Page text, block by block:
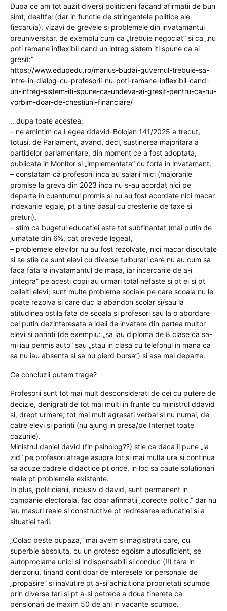
Dupa ce am tot auzit diversi politicieni facand afirmatii de bun
simt, dealtfel (dar in functie de stringentele politice ale
fiecaruia), vizavi de grevele si problemele din invatamantul
preuniversitar, de exemplu cum ca „trebuie negociat” si ca „nu
poti ramane inflexibil cand un intreg sistem iti spune ca ai
gresit:”
https://www.edupedu.ro/marius-budai-guvernul-trebuie-sa-
intre-in-dialog-cu-profesorii-nu-poti-ramane-inflexibil-cand-
un-intreg-sistem-iti-spune-ca-undeva-ai-gresit-pentru-ca-nu-
vorbim-doar-de-chestiuni-financiare/
…dupa toate acestea:
– ne amintim ca Legea ddavid-Bolojan 141/2025 a trecut,
totusi, de Parlament, avand, deci, sustinerea majoritara a
partidelor parlamentare, din moment ce a fost adoptata,
publicata in Monitor si „implementata” cu forta in invatamant,
– constatam ca profesorii inca au salarii mici (majorarile
promise la greva din 2023 inca nu s-au acordat nici pe
departe in cuantumul promis si nu au fost acordate nici macar
indexarile legale, pt a tine pasul cu cresterile de taxe si
preturi),
– stim ca bugetul educatiei este tot subfinantat (mai putin de
jumatate din 6%, cat prevede legea),
– problemele elevilor nu au fost rezolvate, nici macar discutate
si se stie ca sunt elevi cu diverse tulburari care nu au cum sa
faca fata la invatamantul de masa, iar incercarile de a-i
„integra” pe acesti copii au urmari total nefaste si pt ei si pt
ceilalti elevi; sunt multe probleme sociale pe care scoala nu le
poate rezolva si care duc la abandon scolar si/sau la
atitudinea ostila fata de scoala si profesori sau la o abordare
cel putin dezinteresata a ideii de invatare din partea multor
elevi si parinti (de exemplu: „sa iau diploma de 8 clase ca sa-
mi iau permis auto” sau „stau in clasa cu telefonul in mana ca
sa nu iau absenta si sa nu pierd bursa”) si asa mai departe.
Ce concluzii putem trage?
Profesorii sunt tot mai mult desconsiderati de cei cu putere de
decizie, denigrati de tot mai multi in frunte cu ministrul ddavid
si, drept urmare, tot mai mult agresati verbal si nu numai, de
catre elevi si parinti (nu ajung in presa/pe Internet toate
cazurile).
Ministrul daniel david (fin psiholog??) stie ca daca ii pune „la
zid” pe profesori atrage asupra lor si mai multa ura si continua
sa acuze cadrele didactice pt orice, in loc sa caute solutionari
reale pt problemele existente.
In plus, politicienii, inclusiv d david, sunt permanent in
campanie electorala, fac doar afirmatii „corecte politic,” dar nu
iau masuri reale si constructive pt redresarea educatiei si a
situatiei tarii.
„Colac peste pupaza,” mai avem si magistratii care, cu
superbie absoluta, cu un grotesc egoism autosuficient, se
autoproclama unici si indispensabili si conduc (!!) tara in
derizoriu, tinand cont doar de interesele lor personale de
„propasire” si inavutire pt a-si achizitiona proprietati scumpe
prin diverse tari si pt a-si petrece a doua tinerete ca
pensionari de maxim 50 de ani in vacante scumpe.